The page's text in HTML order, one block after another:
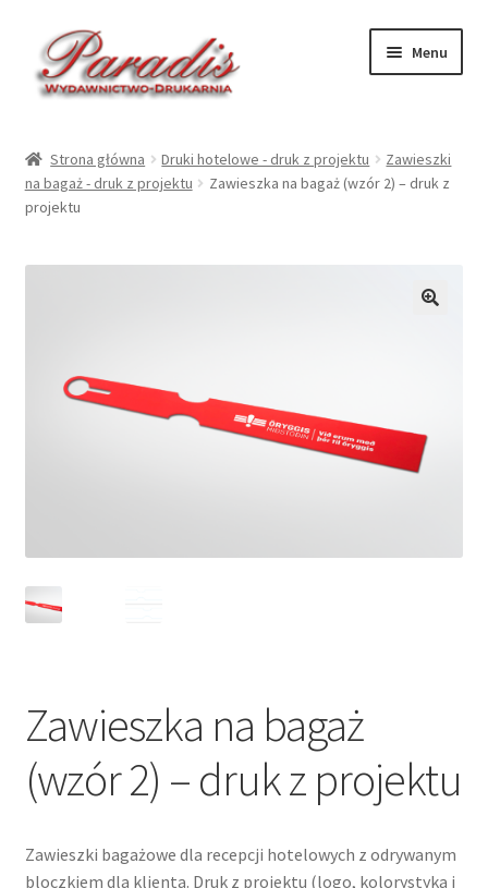
Przejdź
do
nawigacji
Przejdź
do
treści
Menu
menu
Druki hotelowe – druk
Rozwiń
Rozwiń
Strona główna Druki hotelowe - druk z projektu
Zawieszki
na bagaż - druk z projektu
Zawieszka na bagaż (wzór 2) – druk z
projektu
Zawieszka na bagaż
(wzór 2) – druk z projektu
Zawieszki bagażowe dla recepcji hotelowych z odrywanym
bloczkiem dla klienta. Druk z projektu (logo, kolorystyka i